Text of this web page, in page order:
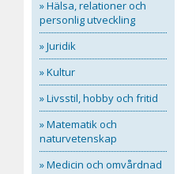
» Hälsa, relationer och
personlig utveckling
» Juridik
» Kultur
» Livsstil, hobby och fritid
» Matematik och
naturvetenskap
» Medicin och omvårdnad